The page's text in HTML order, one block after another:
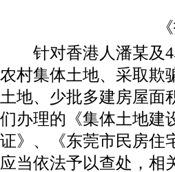
针对香港人潘某及4
农村集体土地、采取欺
土地、少批多建房屋面
们办理的《集体土地建
证》、《东莞市民房住
应当依法予以查处，相